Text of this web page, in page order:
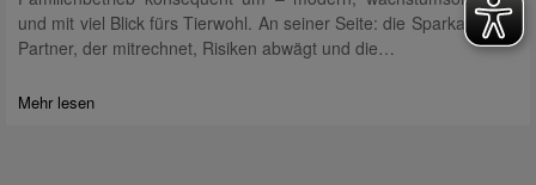
und mit viel Blick fürs Tierwohl. An seiner Seite: die Sparkasse als
Partner, der mitrechnet, Risiken abwägt und die…
Mehr lesen